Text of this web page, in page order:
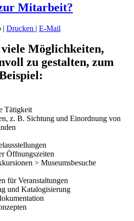
Mitarbeit?
| Drucken | E-Mail
Möglichkeiten,
zu gestalten, zum
Tätigkeit
z. B. Sichtung und Einordnung von
Öffnungszeiten
> Museumsbesuche
für Veranstaltungen
und Katalogisierung